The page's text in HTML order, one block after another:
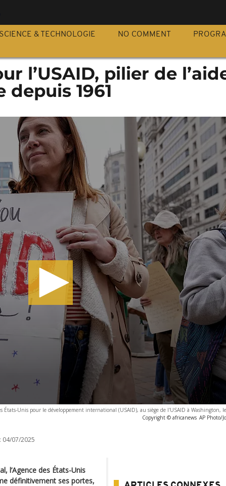
SCIENCE & TECHNOLOGIE NO COMMENT
l’USAID, pilier de
1961
États-Unis pour le développement international (USAID), au siège de l'USAID à Washington,
Copyright © africanews AP Photo/
04/07/2025
l’Agence des États-Unis
définitivement ses portes,